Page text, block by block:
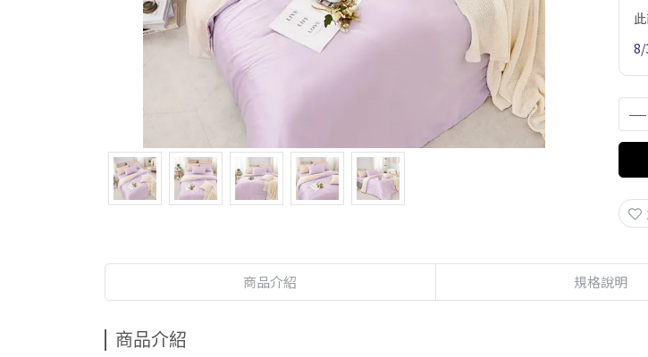
8/
商品介紹 規格說明
商品介紹